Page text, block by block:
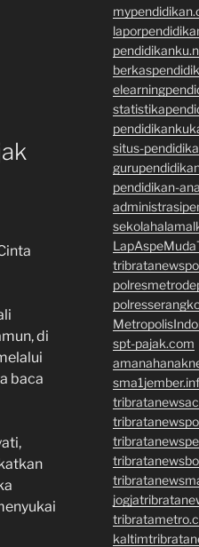
di
baca
situs-
pendidikan-
spt-pajak.com